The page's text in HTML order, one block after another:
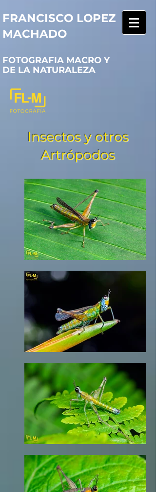
FRANCISCO LOPEZ
MACHADO
FOTOGRAFIA MACRO Y
DE LA NATURALEZA
Insectos y otros
Artrópodos